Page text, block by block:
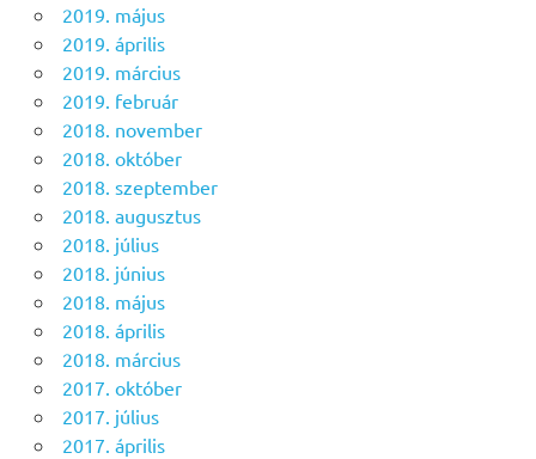
2019. május
2019. április
2019. március
2019. február
2018. november
2018. október
2018. szeptember
2018. augusztus
2018. július
2018. június
2018. május
2018. április
2018. március
2017. október
2017. július
2017. április